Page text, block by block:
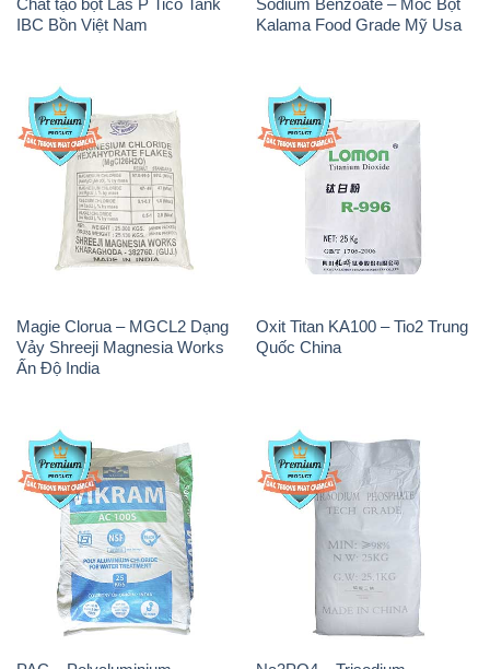
Chất tạo bọt Las P Tico Tank
IBC Bồn Việt Nam
Sodium Benzoate – Mốc Bột
Kalama Food Grade Mỹ Usa
Magie Clorua – MGCL2 Dạng
Vảy Shreeji Magnesia Works
Ấn Độ India
Oxit Titan KA100 – Tio2 Trung
Quốc China